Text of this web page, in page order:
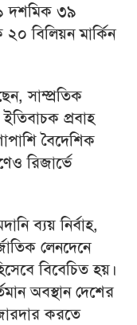
দশমিক ৩৯
বিলিয়ন মার্কিন
সাম্প্রতিক
প্রবাহ
বৈদেশিক
রিজার্ভে
ব্যয় নির্বাহ,
লেনদেনে
বিবেচিত হয়।
অবস্থান দেশের
করতে